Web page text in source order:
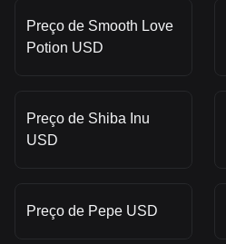
Preço de Smooth Love
Potion USD
Preço de Shiba Inu
USD
Preço de Pepe USD